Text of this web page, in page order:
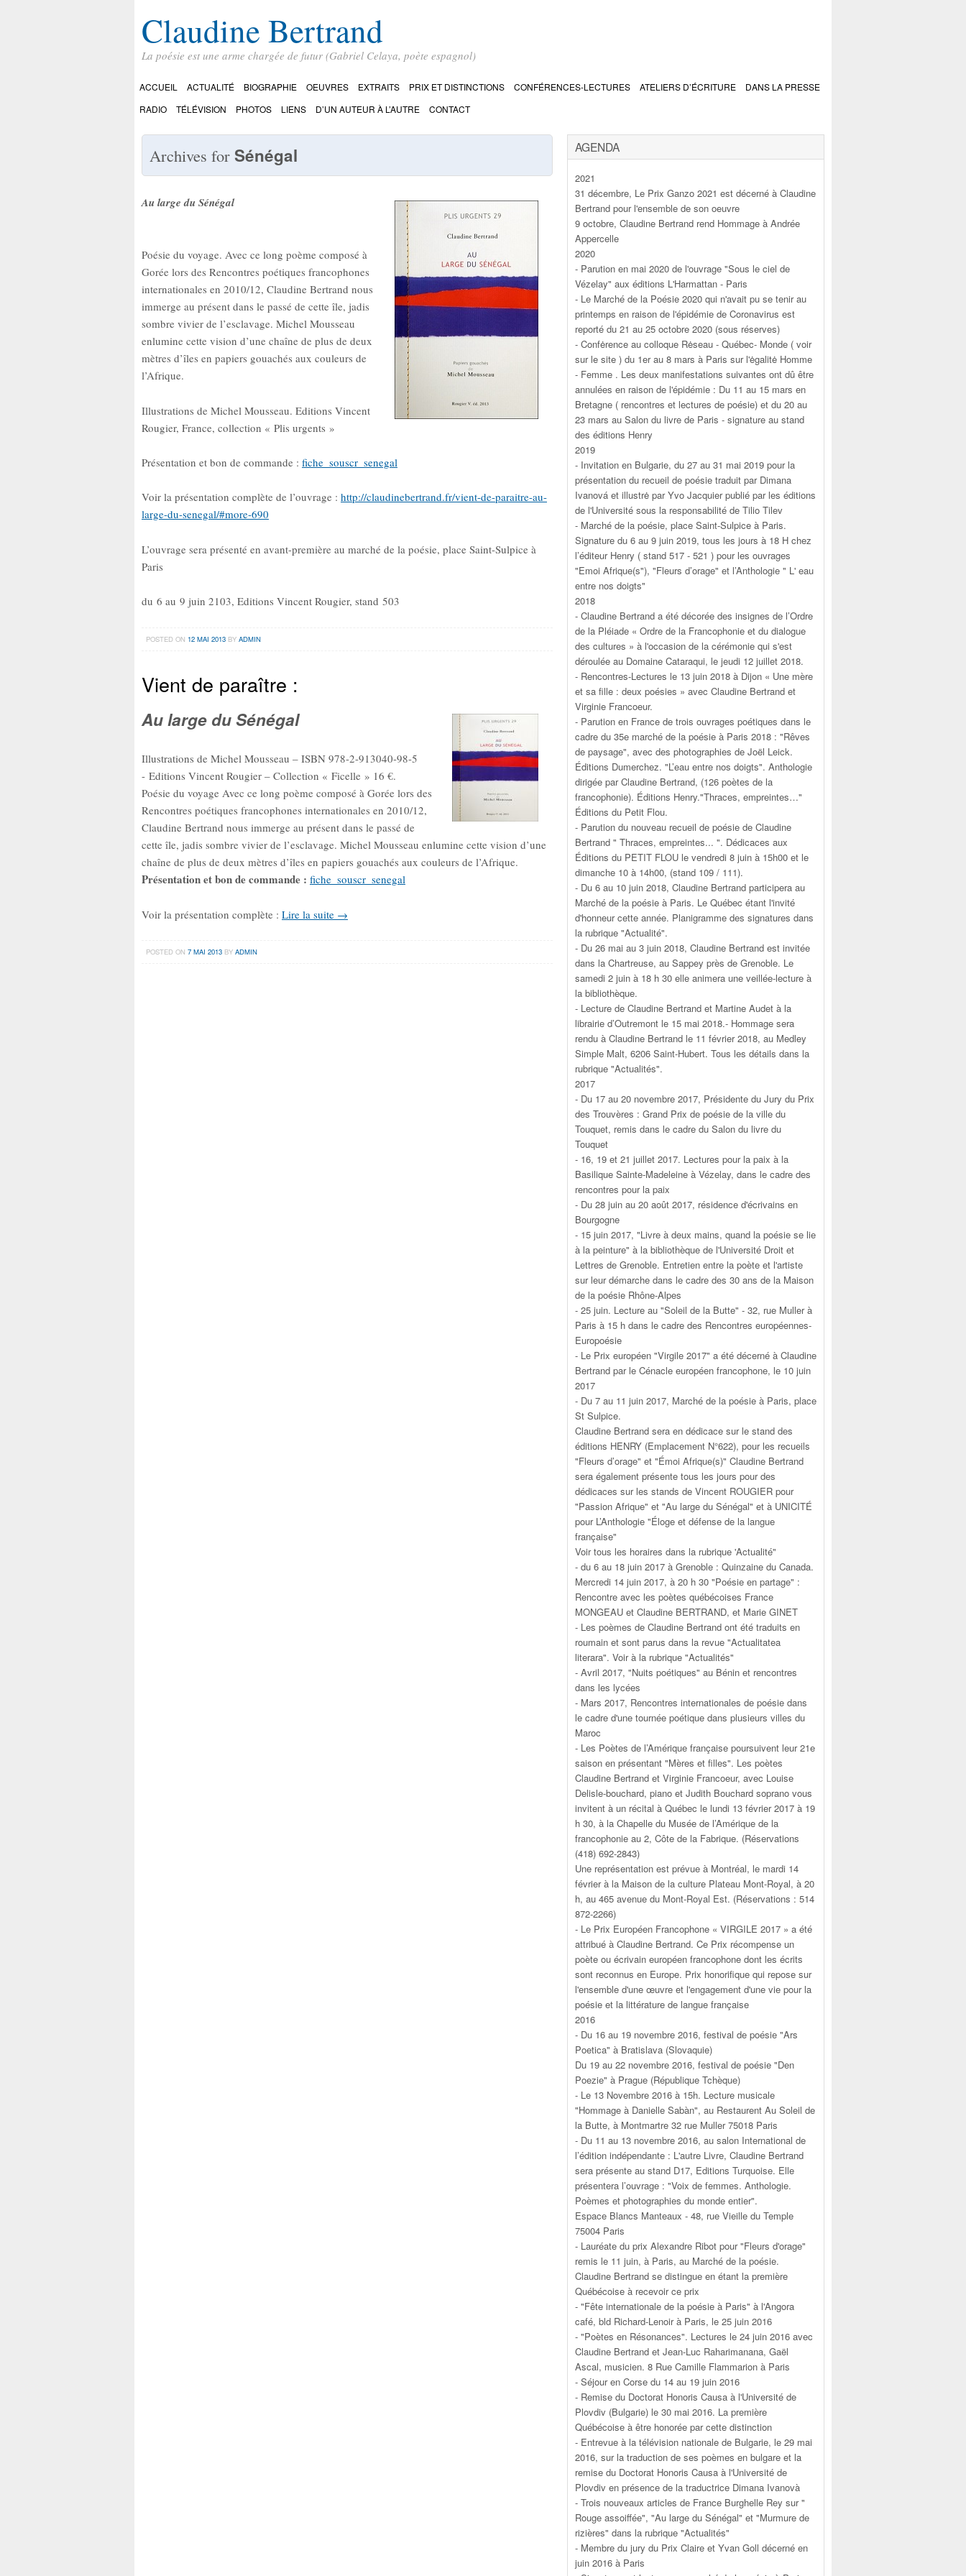
Claudine Bertrand
La poésie est une arme chargée de futur (Gabriel Celaya, poète espagnol)
ACCUEIL ACTUALITÉ BIOGRAPHIE OEUVRES EXTRAITS PRIX ET DISTINCTIONS CONFÉRENCES-LECTURES ATELIERS D’ÉCRITURE
DANS LA PRESSE
RADIO
TÉLÉVISION PHOTOS LIENS D’UN AUTEUR À L’AUTRE CONTACT
Archives for Sénégal
Au large du Sénégal
Poésie du voyage. Avec ce long poème composé à
Gorée lors des Rencontres poétiques francophones
internationales en 2010/12, Claudine Bertrand nous
immerge au présent dans le passé de cette île, jadis
sombre vivier de l’esclavage. Michel Mousseau
enlumine cette vision d’une chaîne de plus de deux
mètres d’îles en papiers gouachés aux couleurs de
l’Afrique.
Illustrations de Michel Mousseau. Editions Vincent
Rougier, France, collection « Plis urgents »
Présentation et bon de commande : fiche_souscr_senegal
Voir la présentation complète de l’ouvrage : http://claudinebertrand.fr/vient-de-paraitre-au-
large-du-senegal/#more-690
L’ouvrage sera présenté en avant-première au marché de la poésie, place Saint-Sulpice à
Paris
du 6 au 9 juin 2103, Editions Vincent Rougier, stand 503
POSTED ON 12 MAI 2013BY ADMIN
Vient de paraître :
Au large du Sénégal
Illustrations de Michel Mousseau – ISBN 978-2-913040-98-5
- Editions Vincent Rougier – Collection « Ficelle » 16 €.
Poésie du voyage Avec ce long poème composé à Gorée lors des
Rencontres poétiques francophones internationales en 2010/12,
Claudine Bertrand nous immerge au présent dans le passé de
cette île, jadis sombre vivier de l’esclavage. Michel Mousseau enlumine cette vision d’une
chaîne de plus de deux mètres d’îles en papiers gouachés aux couleurs de l’Afrique.
Présentation et bon de commande : fiche_souscr_senegal
Voir la présentation complète : Lire la suite →
POSTED ON 7 MAI 2013BY ADMIN
AGENDA
2021
31 décembre, Le Prix Ganzo 2021 est décerné à Claudine
Bertrand pour l'ensemble de son oeuvre
9 octobre, Claudine Bertrand rend Hommage à Andrée
Appercelle
2020
- Parution en mai 2020 de l'ouvrage "Sous le ciel de
Vézelay" aux éditions L'Harmattan - Paris
- Le Marché de la Poésie 2020 qui n'avait pu se tenir au
printemps en raison de l'épidémie de Coronavirus est
reporté du 21 au 25 octobre 2020 (sous réserves)
- Confėrence au colloque Rėseau - Québec- Monde ( voir
sur le site ) du 1er au 8 mars à Paris sur l'ėgalitė Homme
- Femme . Les deux manifestations suivantes ont dû être
annulées en raison de l'épidémie : Du 11 au 15 mars en
Bretagne ( rencontres et lectures de poésie) et du 20 au
23 mars au Salon du livre de Paris - signature au stand
des éditions Henry
2019
- Invitation en Bulgarie, du 27 au 31 mai 2019 pour la
présentation du recueil de poésie traduit par Dimana
Ivanová et illustrė par Yvo Jacquier publié par les éditions
de l'Université sous la responsabilité de Tilio Tilev
- Marché de la poésie, place Saint-Sulpice à Paris.
Signature du 6 au 9 juin 2019, tous les jours à 18 H chez
l’éditeur Henry ( stand 517 - 521 ) pour les ouvrages
"Emoi Afrique(s"), "Fleurs d’orage" et l’Anthologie " L' eau
entre nos doigts"
2018
- Claudine Bertrand a été décorée des insignes de l’Ordre
de la Pléiade « Ordre de la Francophonie et du dialogue
des cultures » à l'occasion de la cérémonie qui s'est
déroulée au Domaine Cataraqui, le jeudi 12 juillet 2018.
- Rencontres-Lectures le 13 juin 2018 à Dijon « Une mère
et sa fille : deux poésies » avec Claudine Bertrand et
Virginie Francoeur.
- Parution en France de trois ouvrages poétiques dans le
cadre du 35e marché de la poésie à Paris 2018 : "Rêves
de paysage", avec des photographies de Joël Leick.
Éditions Dumerchez. "L’eau entre nos doigts". Anthologie
dirigée par Claudine Bertrand, (126 poètes de la
francophonie). Éditions Henry."Thraces, empreintes…"
Éditions du Petit Flou.
- Parution du nouveau recueil de poésie de Claudine
Bertrand " Thraces, empreintes... ". Dédicaces aux
Éditions du PETIT FLOU le vendredi 8 juin à 15h00 et le
dimanche 10 à 14h00, (stand 109 / 111).
- Du 6 au 10 juin 2018, Claudine Bertrand participera au
Marché de la poésie à Paris. Le Québec étant l'invité
d'honneur cette année. Planigramme des signatures dans
la rubrique "Actualité".
- Du 26 mai au 3 juin 2018, Claudine Bertrand est invitée
dans la Chartreuse, au Sappey près de Grenoble. Le
samedi 2 juin à 18 h 30 elle animera une veillée-lecture à
la bibliothèque.
- Lecture de Claudine Bertrand et Martine Audet à la
librairie d’Outremont le 15 mai 2018.- Hommage sera
rendu à Claudine Bertrand le 11 février 2018, au Medley
Simple Malt, 6206 Saint-Hubert. Tous les détails dans la
rubrique "Actualités".
2017
- Du 17 au 20 novembre 2017, Présidente du Jury du Prix
des Trouvères : Grand Prix de poésie de la ville du
Touquet, remis dans le cadre du Salon du livre du
Touquet
- 16, 19 et 21 juillet 2017. Lectures pour la paix à la
Basilique Sainte-Madeleine à Vézelay, dans le cadre des
rencontres pour la paix
- Du 28 juin au 20 août 2017, résidence d'écrivains en
Bourgogne
- 15 juin 2017, "Livre à deux mains, quand la poésie se lie
à la peinture" à la bibliothèque de l'Université Droit et
Lettres de Grenoble. Entretien entre la poète et l'artiste
sur leur démarche dans le cadre des 30 ans de la Maison
de la poésie Rhône-Alpes
- 25 juin. Lecture au "Soleil de la Butte" - 32, rue Muller à
Paris à 15 h dans le cadre des Rencontres européennes-
Europoésie
- Le Prix européen "Virgile 2017" a été décerné à Claudine
Bertrand par le Cénacle européen francophone, le 10 juin
2017
- Du 7 au 11 juin 2017, Marché de la poésie à Paris, place
St Sulpice.
Claudine Bertrand sera en dédicace sur le stand des
éditions HENRY (Emplacement N°622), pour les recueils
"Fleurs d’orage" et "Émoi Afrique(s)" Claudine Bertrand
sera également présente tous les jours pour des
dédicaces sur les stands de Vincent ROUGIER pour
"Passion Afrique" et "Au large du Sénégal" et à UNICITÉ
pour L’Anthologie "Éloge et défense de la langue
française"
Voir tous les horaires dans la rubrique 'Actualité"
- du 6 au 18 juin 2017 à Grenoble : Quinzaine du Canada.
Mercredi 14 juin 2017, à 20 h 30 "Poésie en partage" :
Rencontre avec les poètes québécoises France
MONGEAU et Claudine BERTRAND, et Marie GINET
- Les poèmes de Claudine Bertrand ont été traduits en
roumain et sont parus dans la revue "Actualitatea
literara". Voir à la rubrique "Actualités"
- Avril 2017, "Nuits poétiques" au Bénin et rencontres
dans les lycées
- Mars 2017, Rencontres internationales de poésie dans
le cadre d'une tournée poétique dans plusieurs villes du
Maroc
- Les Poètes de l’Amérique française poursuivent leur 21e
saison en présentant "Mères et filles". Les poètes
Claudine Bertrand et Virginie Francoeur, avec Louise
Delisle-bouchard, piano et Judith Bouchard soprano vous
invitent à un récital à Québec le lundi 13 février 2017 à 19
h 30, à la Chapelle du Musée de l’Amérique de la
francophonie au 2, Côte de la Fabrique. (Réservations
(418) 692-2843)
Une représentation est prévue à Montréal, le mardi 14
février à la Maison de la culture Plateau Mont-Royal, à 20
h, au 465 avenue du Mont-Royal Est. (Réservations : 514
872-2266)
- Le Prix Européen Francophone « VIRGILE 2017 » a été
attribué à Claudine Bertrand. Ce Prix récompense un
poète ou écrivain européen francophone dont les écrits
sont reconnus en Europe. Prix honorifique qui repose sur
l'ensemble d'une œuvre et l'engagement d'une vie pour la
poésie et la littérature de langue française
2016
- Du 16 au 19 novembre 2016, festival de poésie "Ars
Poetica" à Bratislava (Slovaquie)
Du 19 au 22 novembre 2016, festival de poésie "Den
Poezie" à Prague (République Tchèque)
- Le 13 Novembre 2016 à 15h. Lecture musicale
"Hommage à Danielle Sabàn", au Restaurent Au Soleil de
la Butte, à Montmartre 32 rue Muller 75018 Paris
- Du 11 au 13 novembre 2016, au salon International de
l’édition indépendante : L'autre Livre, Claudine Bertrand
sera présente au stand D17, Editions Turquoise. Elle
présentera l’ouvrage : "Voix de femmes. Anthologie.
Poèmes et photographies du monde entier".
Espace Blancs Manteaux - 48, rue Vieille du Temple
75004 Paris
- Lauréate du prix Alexandre Ribot pour "Fleurs d'orage"
remis le 11 juin, à Paris, au Marché de la poésie.
Claudine Bertrand se distingue en étant la première
Québécoise à recevoir ce prix
- "Fête internationale de la poésie à Paris" à l'Angora
café, bld Richard-Lenoir à Paris, le 25 juin 2016
- "Poètes en Résonances". Lectures le 24 juin 2016 avec
Claudine Bertrand et Jean-Luc Raharimanana, Gaël
Ascal, musicien. 8 Rue Camille Flammarion à Paris
- Séjour en Corse du 14 au 19 juin 2016
- Remise du Doctorat Honoris Causa à l'Université de
Plovdiv (Bulgarie) le 30 mai 2016. La première
Québécoise à être honorée par cette distinction
- Entrevue à la télévision nationale de Bulgarie, le 29 mai
2016, sur la traduction de ses poèmes en bulgare et la
remise du Doctorat Honoris Causa à l'Université de
Plovdiv en présence de la traductrice Dimana Ivanovà
- Trois nouveaux articles de France Burghelle Rey sur "
Rouge assoiffée", "Au large du Sénégal" et "Murmure de
rizières" dans la rubrique "Actualités"
- Membre du jury du Prix Claire et Yvan Goll décerné en
juin 2016 à Paris